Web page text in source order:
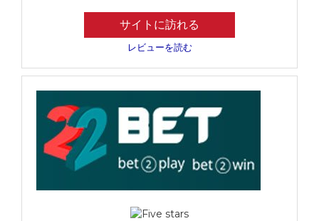
サイトに訪れる
レビューを読む